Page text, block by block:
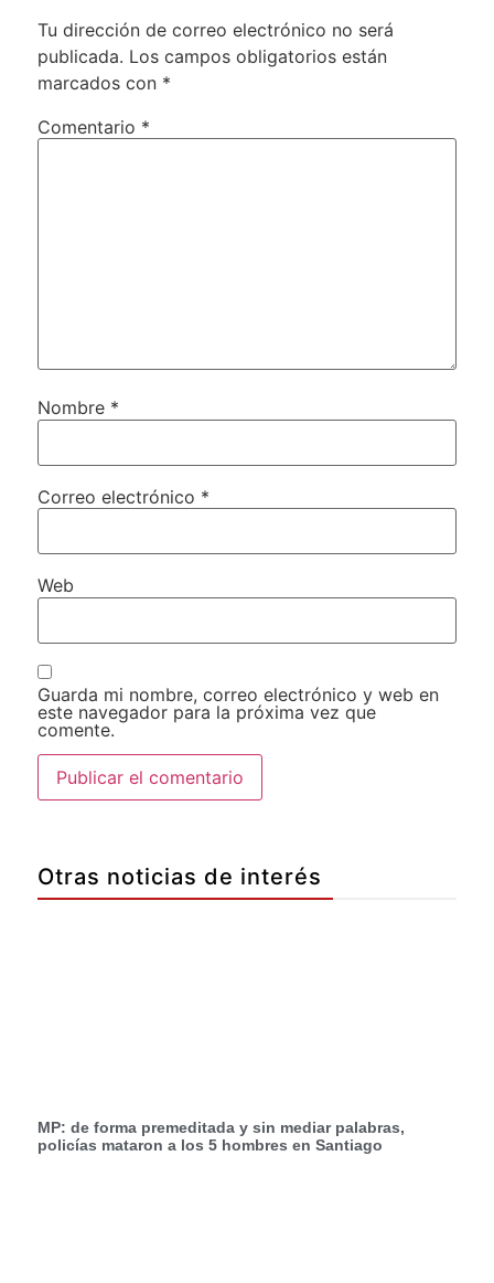
Tu dirección de correo electrónico no será
publicada. Los campos obligatorios están
marcados con *
Comentario *
Nombre *
Correo electrónico *
Web
Guarda mi nombre, correo electrónico y web en
este navegador para la próxima vez que
comente.
Otras noticias de interés
MP: de forma premeditada y sin mediar palabras,
policías mataron a los 5 hombres en Santiago